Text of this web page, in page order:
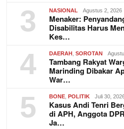
3 NASIONAL Agustus 2, 2026
Menaker:
Disabilitas Harus
Kes…
4 DAERAH ,SOROTAN
Tambang Rakyat
Marinding Dibakar
War…
5 BONE POLITIK Juli 30,
Kasus Andi Tenri
di APH, Anggota
Ja…